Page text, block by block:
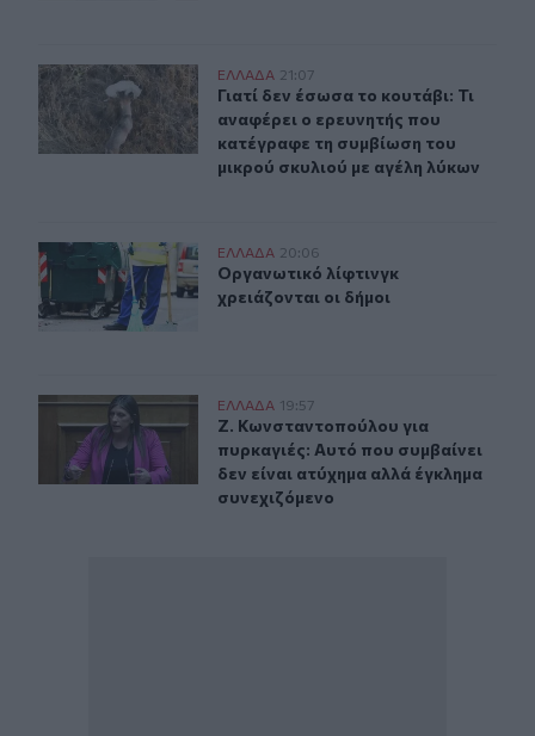
Γιατί δεν έσωσα το κουτάβι: Τι αναφέρει ο ερευνητής
ΕΛΛAΔΑ 21:07
Γιατί δεν έσωσα το κουτάβι: Τι
Γιατί δεν έσωσα το κουτάβι: Τι
αναφέρει ο ερευνητής που
κατέγραφε τη συμβίωση του
μικρού σκυλιού με αγέλη λύκων
Οργανωτικό λίφτινγκ χρειάζονται οι δήμοι
ΕΛΛAΔΑ 20:06
Οργανωτικό λίφτινγκ χρειάζονται
Οργανωτικό λίφτινγκ
χρειάζονται οι δήμοι
Ζ. Κωνσταντοπούλου για πυρκαγιές: Αυτό που
ΕΛΛAΔΑ 19:57
Ζ. Κωνσταντοπούλου για
Ζ. Κωνσταντοπούλου για
πυρκαγιές: Αυτό που συμβαίνει
δεν είναι ατύχημα αλλά έγκλημα
συνεχιζόμενο